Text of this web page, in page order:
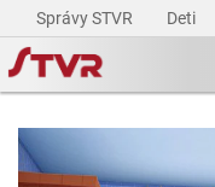
Správy STVR Deti